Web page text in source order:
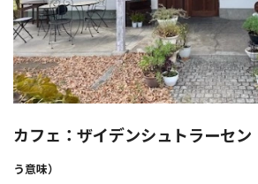
カフェ：ザイデンシュトラーセン
う意味）